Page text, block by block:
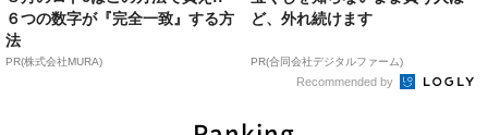
６つの数字が『完全一致』する方
法
PR(株式会社MURA)
ど、外れ続けます
PR(合同会社デジタルファーム)
Recommended by